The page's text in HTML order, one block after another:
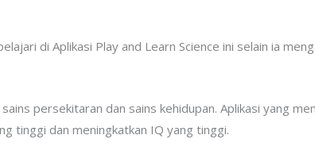
di Aplikasi Play and Learn Science ini selain ia
persekitaran dan sains kehidupan. Aplikasi yang
tinggi dan meningkatkan IQ yang tinggi.